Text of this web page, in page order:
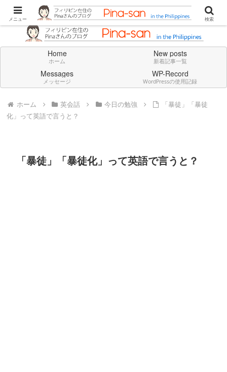
Don't think deeply. Feel always in English.
Home
ホーム
New posts
新着記事一覧
Messages
メッセージ
WP-Record
WordPressの使用記録
ホーム 英会話 今日の勉強
「暴徒」「暴徒
化」って英語で言うと？
「暴徒」「暴徒化」って英語で言うと？
メニュー 検索